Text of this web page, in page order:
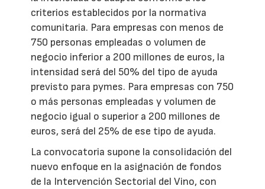
criterios establecidos por la normativa
comunitaria. Para empresas con menos de
750 personas empleadas o volumen de
negocio inferior a 200 millones de euros, la
intensidad será del 50% del tipo de ayuda
previsto para pymes. Para empresas con 750
o más personas empleadas y volumen de
negocio igual o superior a 200 millones de
euros, será del 25% de ese tipo de ayuda.
La convocatoria supone la consolidación del
nuevo enfoque en la asignación de fondos
de la Intervención Sectorial del Vino, con